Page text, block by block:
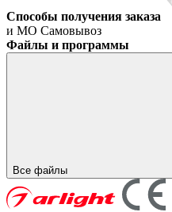
Способы получения заказа
и МО Самовывоз
Файлы и программы
Все файлы